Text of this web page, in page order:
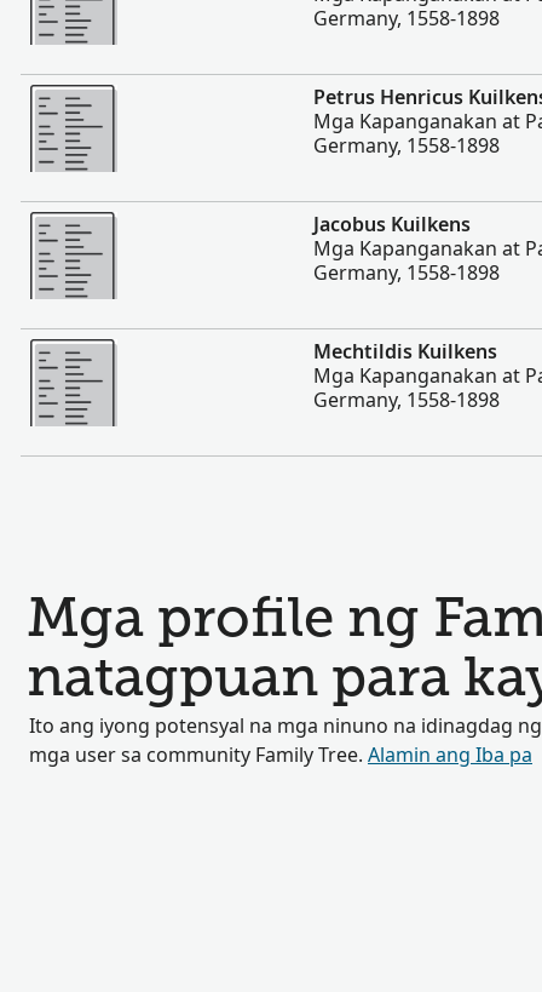
Germany, 1558-1898
Magpakita ng mas marami
Petrus Henricus
Mga Kapanganakan at
Germany, 1558-1898
Magpakita ng mas marami
Jacobus Kuilkens
Mga Kapanganakan at
Germany, 1558-1898
Magpakita ng mas marami
Mechtildis Kuilkens
Mga Kapanganakan at
Germany, 1558-1898
Mga profile ng
natagpuan para
Ito ang iyong potensyal na mga ninuno na idinagdag
mga user sa community Family Tree. Alamin ang Iba pa